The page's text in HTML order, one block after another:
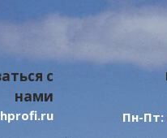
с
нами
Пн-Пт: